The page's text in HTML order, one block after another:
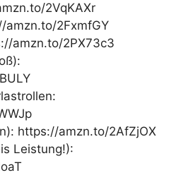
2VqKAXr
amzn.to/2FxmfGY
amzn.to/2PX73c3
https://amzn.to/2AfZjOX
Leistung!):